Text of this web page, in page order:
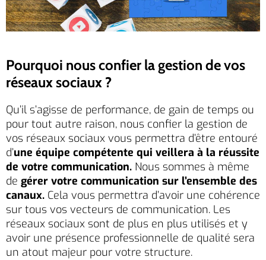
Pourquoi nous confier la gestion de vos
réseaux sociaux ?
Qu’il s’agisse de performance, de gain de temps ou
pour tout autre raison, nous confier la gestion de
vos réseaux sociaux vous permettra d’être entouré
d’une équipe compétente qui veillera à la réussite
de votre communication. Nous sommes à même
de gérer votre communication sur l’ensemble des
canaux. Cela vous permettra d’avoir une cohérence
sur tous vos vecteurs de communication. Les
réseaux sociaux sont de plus en plus utilisés et y
avoir une présence professionnelle de qualité sera
un atout majeur pour votre structure.